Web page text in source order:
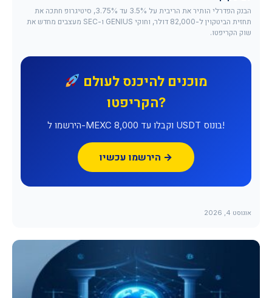
הבנק הפדרלי הותיר את הריבית על 3.5% עד 3.75%, סיטיגרופ חתכה את
תחזית הביטקוין ל-82,000 דולר, וחוקי GENIUS ו-SEC מעצבים מחדש את
שוק הקריפטו.
הקריפטו?
הירשמו ל-MEXC וקבלו עד 8,000 USDT בונוס!
הירשמו עכשיו →
אוגוסט 4, 2026